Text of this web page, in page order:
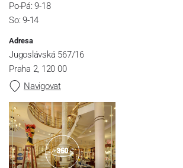
Po-Pá: 9-18
So: 9-14
Adresa
Jugoslávská 567/16
Praha 2, 120 00
Navigovat